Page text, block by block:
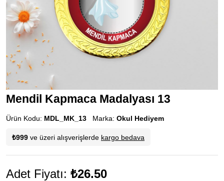
Mendil Kapmaca Madalyası 13
Ürün Kodu: MDL_MK_13 Marka: Okul Hediyem
₺999 ve üzeri alışverişlerde kargo bedava
Adet Fiyatı: ₺26.50